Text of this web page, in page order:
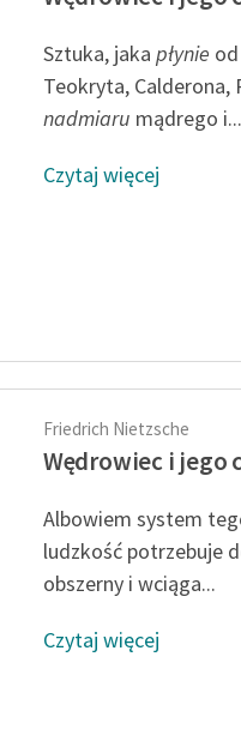
Sztuka, jaka płynie
Teokryta, Calderona,
nadmiaru mądrego i...
Czytaj więcej
Friedrich Nietzsche
Wędrowiec i jego
Albowiem system
ludzkość potrzebuje
obszerny i wciąga...
Czytaj więcej